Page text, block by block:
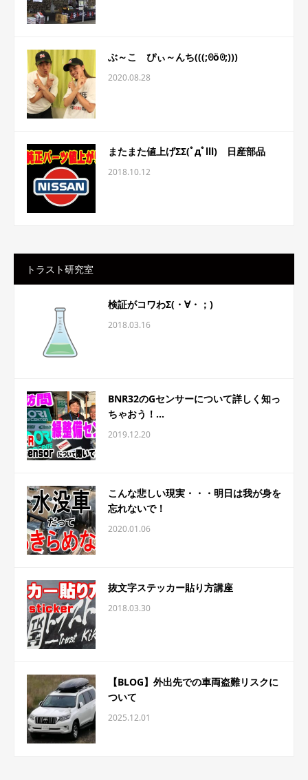
ぶ～こ ぴぃ～んち(((;ꏿöꏿ;)))
2020.08.28
またまた値上げΣΣ(ﾟдﾟlll) 日産部品
2018.10.12
トラスト研究室
検証がコワわΣ(・∀・；)
2018.03.16
BNR32のGセンサーについて詳しく知っ
ちゃおう！...
2019.12.20
こんな悲しい現実・・・明日は我が身を
忘れないで！
2020.01.06
抜文字ステッカー貼り方講座
2018.03.30
【BLOG】外出先での車両盗難リスクに
ついて
2025.12.01